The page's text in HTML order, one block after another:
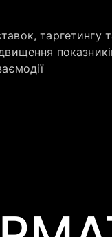
таргетингу